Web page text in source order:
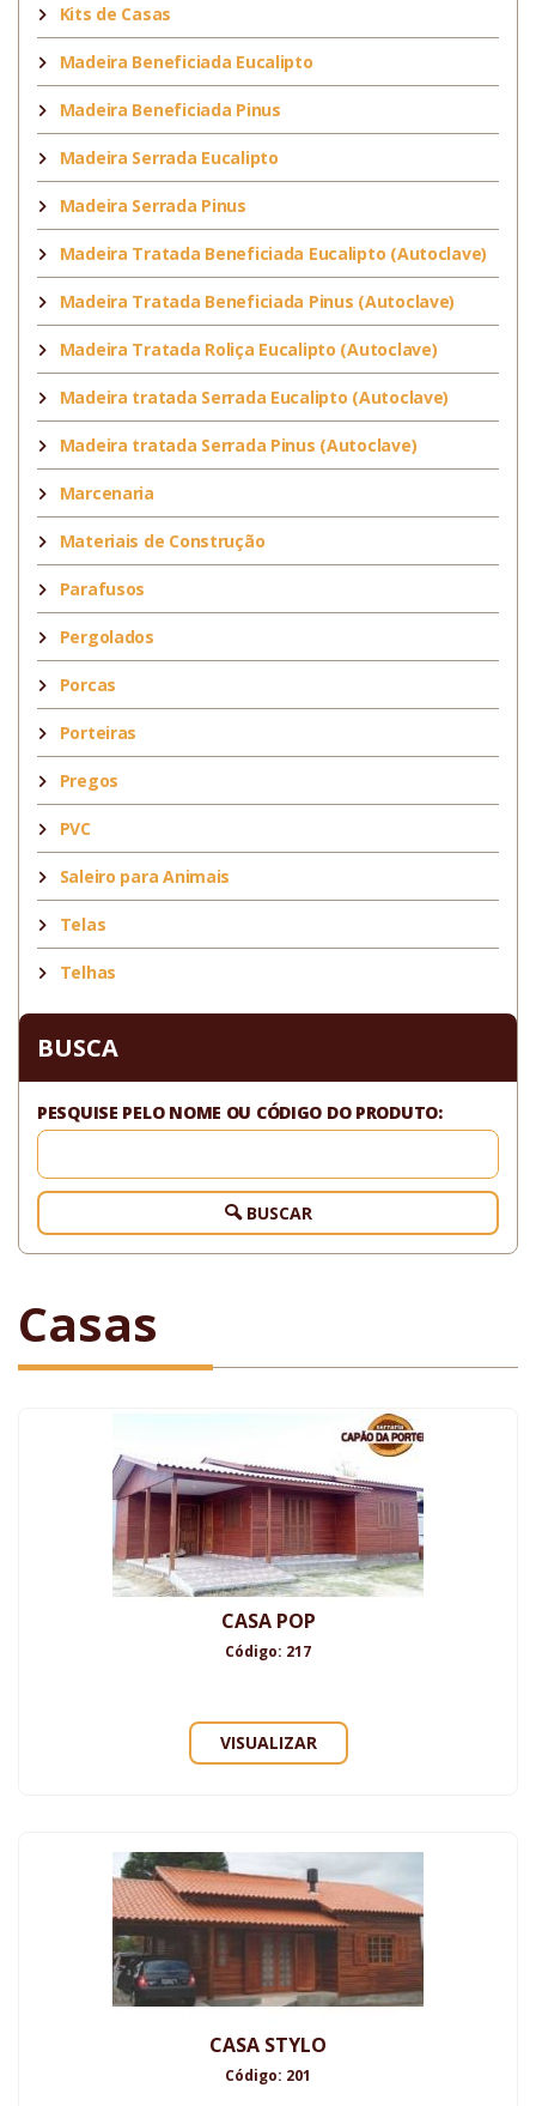
Kits de Casas
Madeira Beneficiada Eucalipto
Madeira Beneficiada Pinus
Madeira Serrada Eucalipto
Madeira Serrada Pinus
Madeira Tratada Beneficiada Eucalipto (Autoclave)
Madeira Tratada Beneficiada Pinus (Autoclave)
Madeira Tratada Roliça Eucalipto (Autoclave)
Madeira tratada Serrada Eucalipto (Autoclave)
Madeira tratada Serrada Pinus (Autoclave)
Marcenaria
Materiais de Construção
Parafusos
Pergolados
Porcas
Porteiras
Pregos
PVC
Saleiro para Animais
Telas
Telhas
BUSCA
PESQUISE PELO NOME OU CÓDIGO DO PRODUTO:
BUSCAR
Casas
CASA POP
Código: 217
VISUALIZAR
CASA STYLO
Código: 201